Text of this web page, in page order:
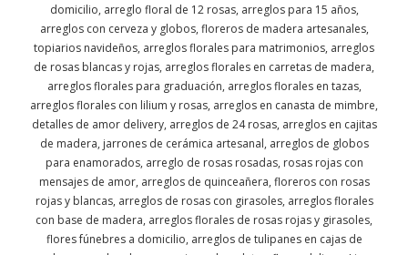
domicilio, arreglo floral de 12 rosas, arreglos para 15 años,
arreglos con cerveza y globos, floreros de madera artesanales,
topiarios navideños, arreglos florales para matrimonios, arreglos
de rosas blancas y rojas, arreglos florales en carretas de madera,
arreglos florales para graduación, arreglos florales en tazas,
arreglos florales con lilium y rosas, arreglos en canasta de mimbre,
detalles de amor delivery, arreglos de 24 rosas, arreglos en cajitas
de madera, jarrones de cerámica artesanal, arreglos de globos
para enamorados, arreglo de rosas rosadas, rosas rojas con
mensajes de amor, arreglos de quinceañera, floreros con rosas
rojas y blancas, arreglos de rosas con girasoles, arreglos florales
con base de madera, arreglos florales de rosas rojas y girasoles,
flores fúnebres a domicilio, arreglos de tulipanes en cajas de